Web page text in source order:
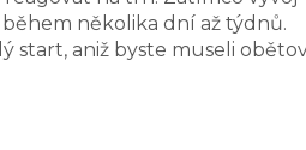
několika dní až týdnů.
start, aniž byste museli